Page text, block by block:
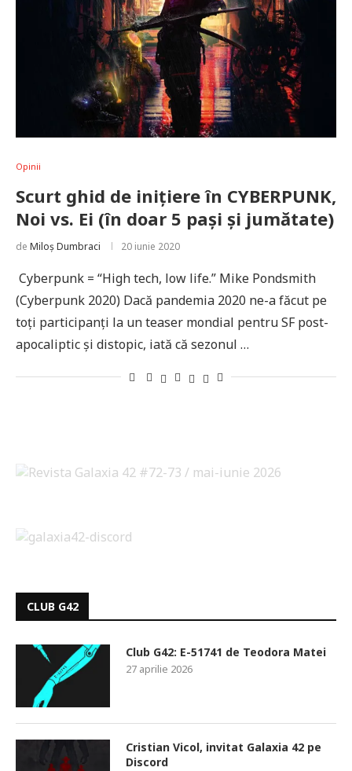
Opinii
Scurt ghid de inițiere în CYBERPUNK,
Noi vs. Ei (în doar 5 pași și jumătate)
de Miloș Dumbraci 20 iunie 2020
Cyberpunk = “High tech, low life.” Mike Pondsmith
(Cyberpunk 2020) Dacă pandemia 2020 ne-a făcut pe
toți participanți la un teaser mondial pentru SF post-
apocaliptic și distopic, iată că sezonul …
CLUB G42
Club G42: E-51741 de Teodora Matei
27 aprilie 2026
Cristian Vicol, invitat Galaxia 42 pe
Discord